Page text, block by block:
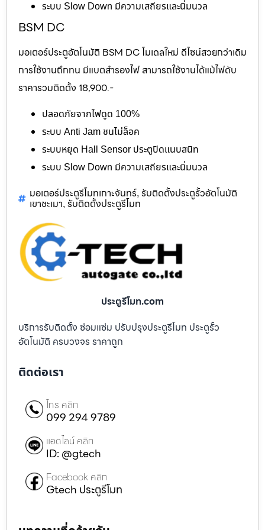
ระบบ Slow Down มีความเสถียรและนิ่มนวล
BSM DC
มอเตอร์ประตูอัตโนมัติ BSM DC โมเดลใหม่ ดีไซน์สวยกว่าเดิม
การใช้งานถึกทน มีแบตสำรองไฟ สามารถใช้งานได้แม้ไฟดับ
ราคารวมติดตั้ง 18,900.-
ปลอดภัยจากไฟดูด 100%
ระบบ Anti Jam ชนไม่ล็อค
ระบบหยุด Hall Sensor ประตูปิดแนบสนิท
ระบบ Slow Down มีความเสถียรและนิ่มนวล
มอเตอร์ประตูรีโมทเกาะจันทร์, รับติดตั้งประตูรั้วอัตโนมัติ
เขาชะเมา, รับติดตั้งประตูรีโมท
ประตูรีโมท.com
บริการรับติดตั้ง ซ่อมแซ่ม ปรับปรุงประตูรีโมท ประตูรั้ว
อัตโนมัติ ครบวงจร ราคาถูก
ติดต่อเรา
โทร คลิก
099 294 9789
แอดไลน์ คลิก
ID: @gtech
Facebook คลิก
Gtech ประตูรีโมท